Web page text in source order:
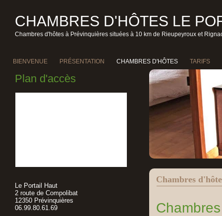
CHAMBRES D'HÔTES LE
Chambres d'hôtes à Prévinquières situées à 10 km de Rieupeyroux et
BIENVENUE PRÉSENTATION CHAMBRES D'HÔTES TARIFS
Plan d'accès
Le Portail Haut
2 route de Compolibat
12350 Prévinquières
06.99.80.61.69
Chambres